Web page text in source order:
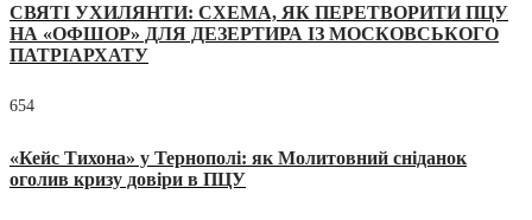
СВЯТІ УХИЛЯНТИ: СХЕМА, ЯК ПЕРЕТВОРИТИ ПЦУ
НА «ОФШОР» ДЛЯ ДЕЗЕРТИРА ІЗ МОСКОВСЬКОГО
ПАТРІАРХАТУ
654
«Кейс Тихона» у Тернополі: як Молитовний сніданок
оголив кризу довіри в ПЦУ